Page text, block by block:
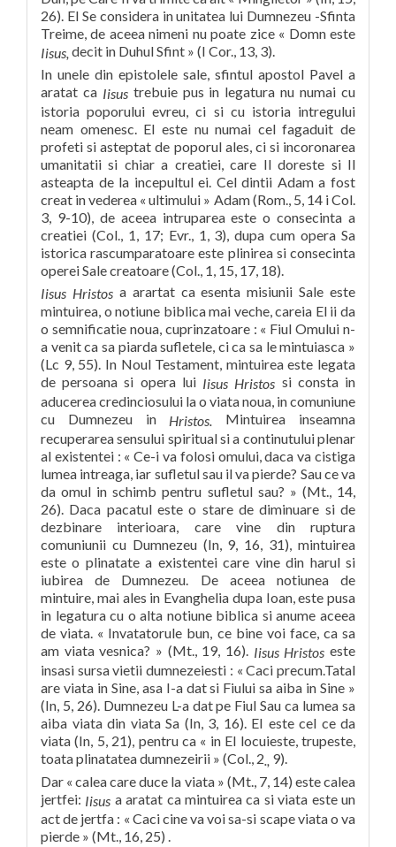
26). El Se considera in unitatea lui Dumnezeu -Sfinta
Treime, de aceea nimeni nu poate zice « Domn este
Iisus, decit in Duhul Sfint » (I Cor., 13, 3).
In unele din epistolele sale, sfintul apostol Pavel a
aratat ca Iisus trebuie pus in legatura nu numai cu
istoria poporului evreu, ci si cu istoria intregului
neam omenesc. El este nu numai cel fagaduit de
profeti si asteptat de poporul ales, ci si incoronarea
umanitatii si chiar a creatiei, care Il doreste si Il
asteapta de la incepultul ei. Cel dintii Adam a fost
creat in vederea « ultimului » Adam (Rom., 5, 14 i Col.
3, 9-10), de aceea intruparea este o consecinta a
creatiei (Col., 1, 17; Evr., 1, 3), dupa cum opera Sa
istorica rascumparatoare este plinirea si consecinta
operei Sale creatoare (Col., 1, 15, 17, 18).
Iisus Hristos a arartat ca esenta misiunii Sale este
mintuirea, o notiune biblica mai veche, careia El ii da
o semnificatie noua, cuprinzatoare : « Fiul Omului n-
a venit ca sa piarda sufletele, ci ca sa le mintuiasca »
(Lc 9, 55). In Noul Testament, mintuirea este legata
de persoana si opera lui Iisus Hristos si consta in
aducerea credinciosului la o viata noua, in comuniune
cu Dumnezeu in Hristos. Mintuirea inseamna
recuperarea sensului spiritual si a continutului plenar
al existentei : « Ce-i va folosi omului, daca va cistiga
lumea intreaga, iar sufletul sau il va pierde? Sau ce va
da omul in schimb pentru sufletul sau? » (Mt., 14,
26). Daca pacatul este o stare de diminuare si de
dezbinare interioara, care vine din ruptura
comuniunii cu Dumnezeu (In, 9, 16, 31), mintuirea
este o plinatate a existentei care vine din harul si
iubirea de Dumnezeu. De aceea notiunea de
mintuire, mai ales in Evanghelia dupa Ioan, este pusa
in legatura cu o alta notiune biblica si anume aceea
de viata. « Invatatorule bun, ce bine voi face, ca sa
am viata vesnica? » (Mt., 19, 16). Iisus Hristoseste
insasi sursa vietii dumnezeiesti : « Caci precum.Tatal
are viata in Sine, asa I-a dat si Fiului sa aiba in Sine »
(In, 5, 26). Dumnezeu L-a dat pe Fiul Sau ca lumea sa
aiba viata din viata Sa (In, 3, 16). EI este cel ce da
viata (In, 5, 21), pentru ca « in El locuieste, trupeste,
toata plinatatea dumnezeirii » (Col., 2 9).
Dar « calea care duce la viata » (Mt., 7, 14) este calea
jertfei: Iisus a aratat ca mintuirea ca si viata este un
act de jertfa : « Caci cine va voi sa-si scape viata o va
pierde » (Mt., 16, 25) .